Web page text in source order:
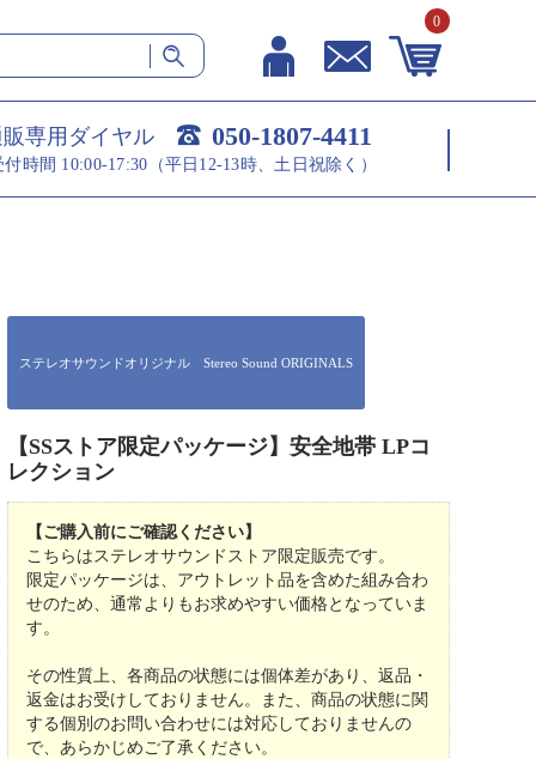
0
専用ダイヤル 050-1807-4411
付時間 10:00-17:30（平日12-13時、土日祝除く）
ステレオサウンドオリジナル Stereo Sound ORIGINALS
【SSストア限定パッケージ】安全地帯 LPコ
レクション
【ご購入前にご確認ください】
こちらはステレオサウンドストア限定販売です。
限定パッケージは、アウトレット品を含めた組み合わ
せのため、通常よりもお求めやすい価格となっていま
す。
その性質上、各商品の状態には個体差があり、返品・
返金はお受けしておりません。また、商品の状態に関
する個別のお問い合わせには対応しておりませんの
で、あらかじめご了承ください。